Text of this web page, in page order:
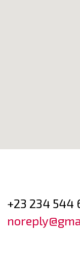
+23 234 544